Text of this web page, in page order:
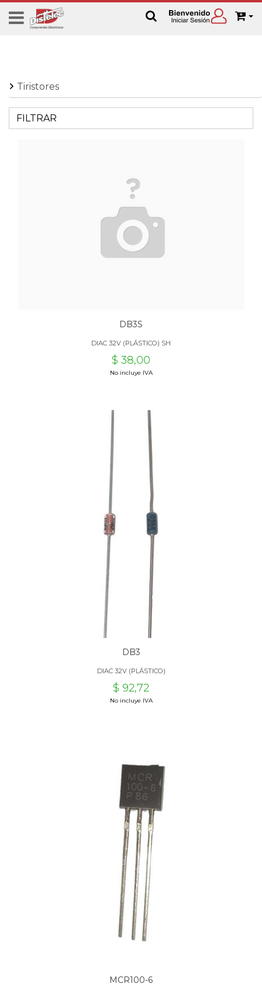
Tiristores
FILTRAR
DB3S
DIAC 32V (PLÁSTICO) SH
$ 38,00
No incluye IVA
DB3
DIAC 32V (PLÁSTICO)
$ 92,72
No incluye IVA
MCR100-6